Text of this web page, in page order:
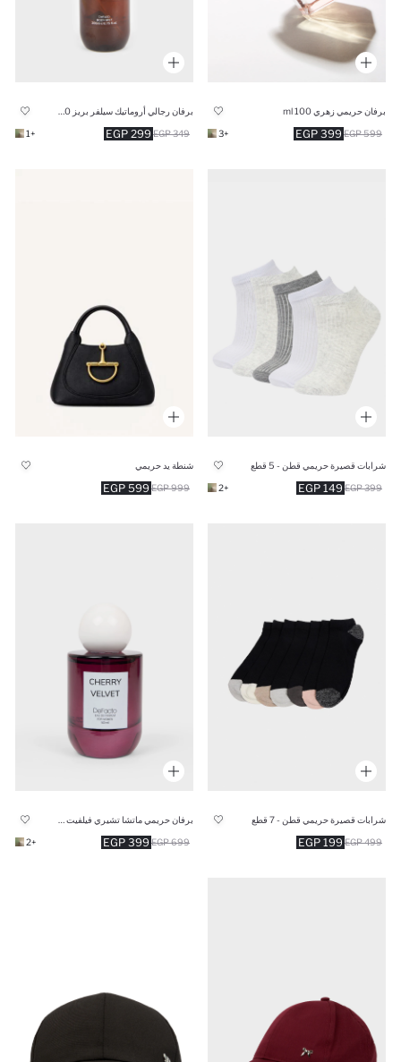
برفان حريمي زهري 100 ml
399 EGP 599 EGP
+3
برفان رجالي أروماتيك سيلفر بريز 200 مل
299 EGP 349 EGP
+1
شرابات قصيرة حريمي قطن - 5 قطع
149 EGP 399 EGP
+2
شنطة يد حريمي
599 EGP 999 EGP
شرابات قصيرة حريمي قطن - 7 قطع
199 EGP 499 EGP
399 EGP 699 EGP
+2